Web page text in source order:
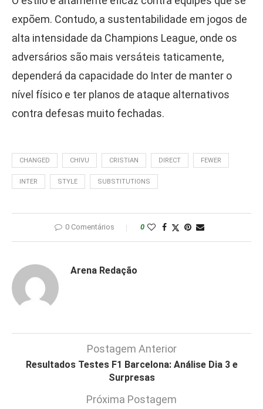
expõem. Contudo, a sustentabilidade em jogos de
alta intensidade da Champions League, onde os
adversários são mais versáteis taticamente,
dependerá da capacidade do Inter de manter o
nível físico e ter planos de ataque alternativos
contra defesas muito fechadas.
CHANGED CHIVU CRISTIAN DIRECT FEWER
INTER STYLE SUBSTITUTIONS
0 Comentários 0
Arena Redação
Postagem Anterior
Resultados Testes F1 Barcelona: Análise Dia 3 e
Surpresas
Próxima Postagem